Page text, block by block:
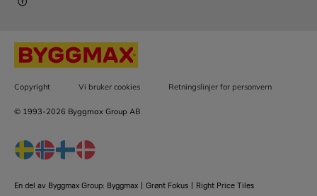
Copyright Vi bruker cookies Retningslinjer for personvern
© 1993-2026 Byggmax Group AB
En del av Byggmax Group: Byggmax Grønt Fokus Right Price Tiles